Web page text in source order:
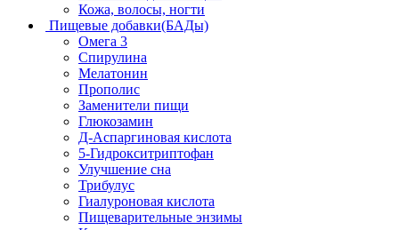
Кожа, волосы, ногти
Пищевые добавки(БАДы)
Омега 3
Спирулина
Мелатонин
Прополис
Заменители пищи
Глюкозамин
Д-Аспаргиновая кислота
5-Гидрокситриптофан
Улучшение сна
Трибулус
Гиалуроновая кислота
Пищеварительные энзимы